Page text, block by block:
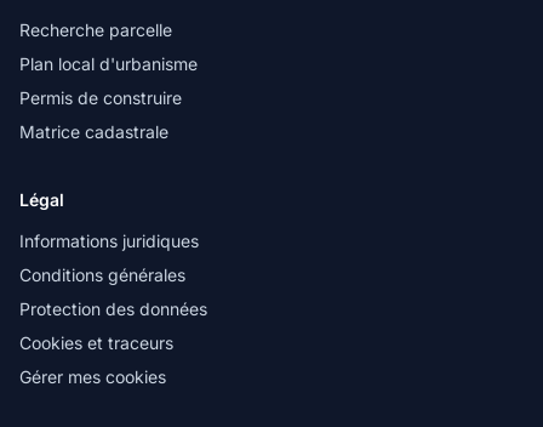
Recherche parcelle
Plan local d'urbanisme
Permis de construire
Matrice cadastrale
Légal
Informations juridiques
Conditions générales
Protection des données
Cookies et traceurs
Gérer mes cookies